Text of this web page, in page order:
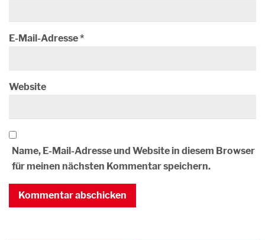
E-Mail-Adresse*
Website
Name, E-Mail-Adresse und Website in diesem Browser
für meinen nächsten Kommentar speichern.